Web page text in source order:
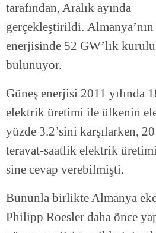
tarafından, Aralık ayında
gerçekleştirildi. Almanya’nın
enerjisinde 52 GW’lık
bulunuyor.
Güneş enerjisi 2011 yılında
elektrik üretimi ile ülkenin
yüzde 3.2’sini karşılarken,
teravat-saatlik elektrik
sine cevap verebilmişti.
Bununla birlikte Almanya
Philipp Roesler daha önce